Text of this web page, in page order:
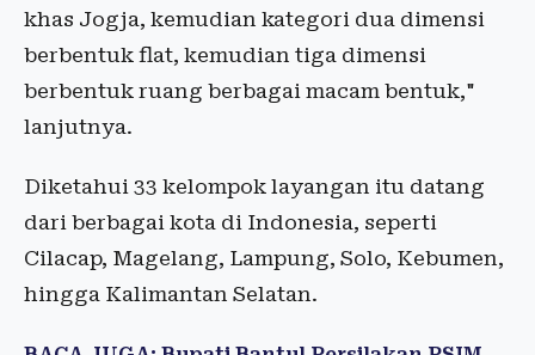
khas Jogja, kemudian kategori dua dimensi
berbentuk flat, kemudian tiga dimensi
berbentuk ruang berbagai macam bentuk,"
lanjutnya.
Diketahui 33 kelompok layangan itu datang
dari berbagai kota di Indonesia, seperti
Cilacap, Magelang, Lampung, Solo, Kebumen,
hingga Kalimantan Selatan.